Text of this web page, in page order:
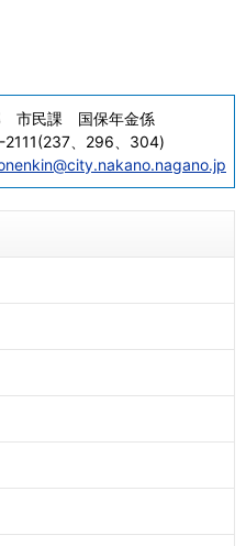
市民課 国保年金係
、296、304)